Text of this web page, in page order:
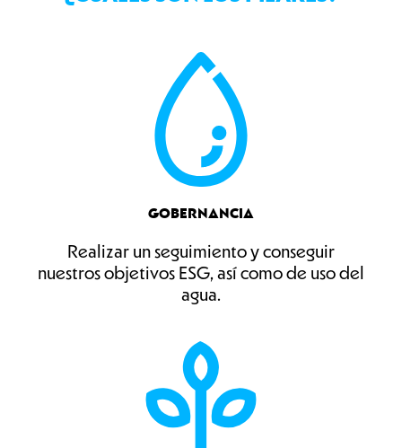
GOBERNANCIA
Realizar un seguimiento y conseguir
nuestros objetivos ESG, así como de uso del
agua.